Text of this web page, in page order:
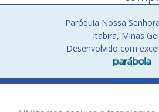
Paróquia Nossa
Itabira, Minas
Desenvolvido com